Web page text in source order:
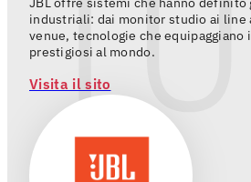
industriali: dai monitor studio ai line
venue, tecnologie che equipaggiano
prestigiosi al mondo.
Visita il sito